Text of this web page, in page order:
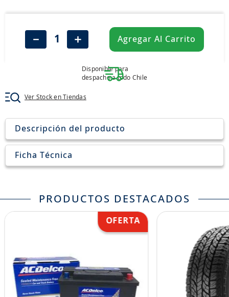
＋
－ Agregar Al Carrito
Disponible para
despacho a todo Chile
Ver Stock en Tiendas
Descripción del producto
Ficha Técnica
PRODUCTOS DESTACADOS
jockey john deere